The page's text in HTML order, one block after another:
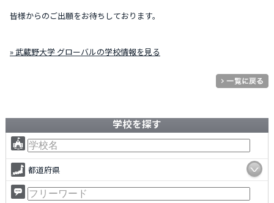
皆様からのご出願をお待ちしております。
» 武蔵野大学 グローバルの学校情報を見る
学校を探す
都道府県